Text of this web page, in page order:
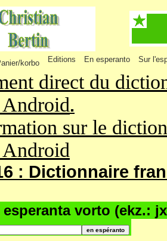
korbo Editions En esperanto Sur
direct du
Android.
sur le
Android
: Dictionnaire
vorto (ekz.: